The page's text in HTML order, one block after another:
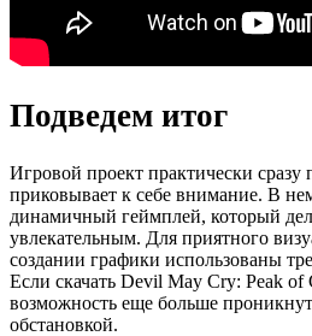
Подведем итог
Игровой проект практически сразу
приковывает к себе внимание. В
динамичный геймплей, который
увлекательным. Для приятного
создании графики использованы
Если скачать Devil May Cry: Peak
возможность еще больше
обстановкой.